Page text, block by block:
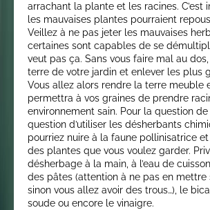
arrachant la plante et les racines. C’est
les mauvaises plantes pourraient
Veillez à ne pas jeter les mauvaises
certaines sont capables de se
veut pas ça. Sans vous faire mal au
terre de votre jardin et enlever les plus
Vous allez alors rendre la terre meuble
permettra à vos graines de prendre
environnement sain. Pour la question de
question d’utiliser les désherbants
pourriez nuire à la faune pollinisatrice
des plantes que vous voulez garder.
désherbage à la main, à l’eau de
des pâtes (attention à ne pas en mettre
sinon vous allez avoir des trous…), le
soude ou encore le vinaigre.